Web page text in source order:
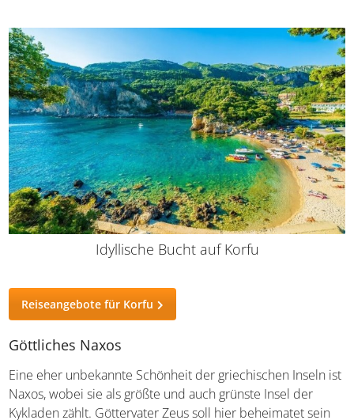
Idyllische Bucht auf Korfu
Reiseangebote für Korfu
Göttliches Naxos
Eine eher unbekannte Schönheit der griechischen Inseln
ist Naxos, wobei sie als größte und auch grünste Insel der
Kykladen zählt. Göttervater Zeus soll hier beheimatet sein